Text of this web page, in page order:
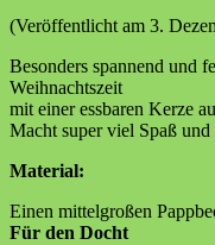
(Veröffentlicht am 3.
Besonders spannend und
Weihnachtszeit
mit einer essbaren Kerze
Macht super viel Spaß
Material:
Einen mittelgroßen
Für den Docht